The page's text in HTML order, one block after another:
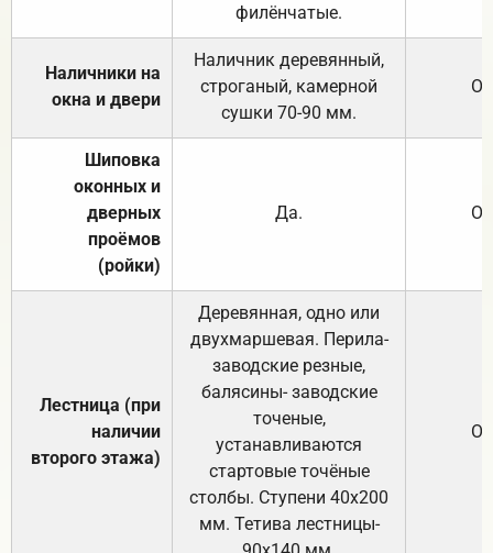
филёнчатые.
Наличники на
окна и двери
Наличник деревянный,
строганый, камерной
сушки 70-90 мм.
Шиповка
оконных и
дверных
проёмов
(ройки)
Да.
Лестница (при
наличии
второго этажа)
Деревянная, одно или
двухмаршевая. Перила-
заводские резные,
балясины- заводские
точеные,
устанавливаются
стартовые точёные
столбы. Ступени 40х200
мм. Тетива лестницы-